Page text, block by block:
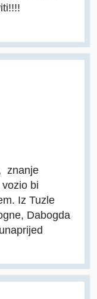
znanje
bi
Iz Tuzle
Dabogda